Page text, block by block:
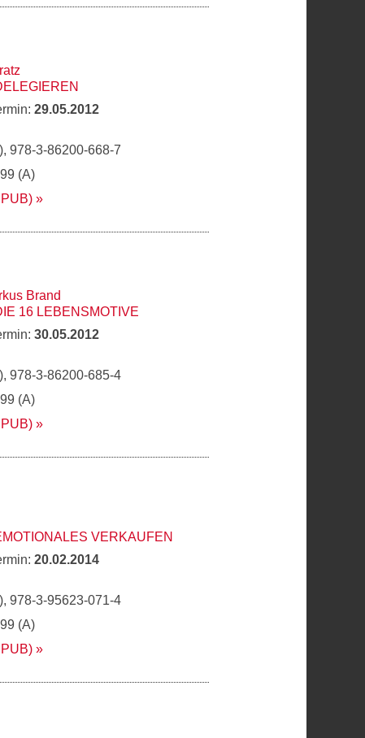
29.05.2012
978-3-86200-668-7
(A)
Brand
16 LEBENSMOTIVE
30.05.2012
978-3-86200-685-4
(A)
VERKAUFEN
20.02.2014
978-3-95623-071-4
(A)